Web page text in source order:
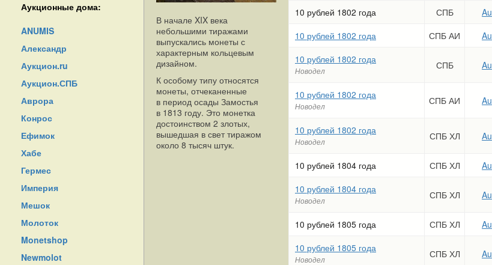
Аукционные дома:
ANUMIS
Александр
Аукцион.ru
Аукцион.СПБ
Аврора
Конрос
Ефимок
Хабе
Гермес
Империя
Мешок
Молоток
Monetshop
Newmolot
В начале XIX века
небольшими тиражами
выпускались монеты с
характерным кольцевым
дизайном.
К особому типу относятся
монеты, отчеканенные
в период осады Замостья
в 1813 году. Это монетка
достоинством 2 злотых,
вышедшая в свет тиражом
около 8 тысяч штук.
10 рублей 1802 года
СПБ Au
10 рублей 1802 года
СПБ АИ
Au
10 рублей 1802 года
Новодел СПБ Au
10 рублей 1802 года
Новодел СПБ АИ Au
10 рублей 1802 года
Новодел СПБ ХЛ Au
10 рублей 1804 года СПБ ХЛ Au
10 рублей 1804 года
Новодел СПБ ХЛ Au
10 рублей 1805 года СПБ ХЛ Au
10 рублей 1805 года
Новодел СПБ ХЛ Au